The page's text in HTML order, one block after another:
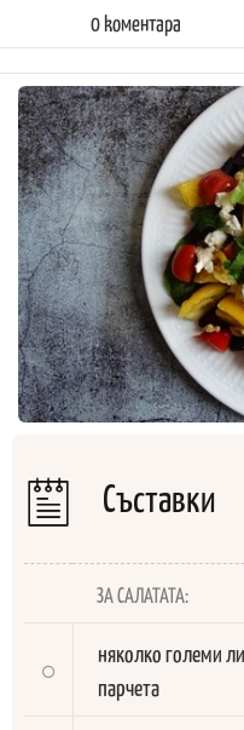
0 kоментара
Съставки
ЗА САЛАТАТА:
няколко големи
парчета